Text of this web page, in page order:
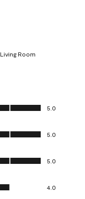
Room
5.0
5.0
5.0
4.0